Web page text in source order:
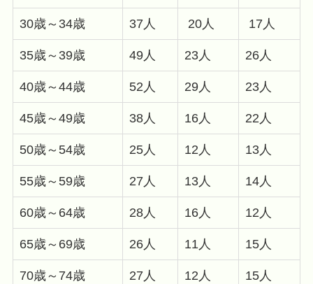
30歳～34歳 37人 20人 17人
35歳～39歳 49人 23人 26人
40歳～44歳 52人 29人 23人
45歳～49歳 38人 16人 22人
50歳～54歳 25人 12人 13人
55歳～59歳 27人 13人 14人
60歳～64歳 28人 16人 12人
65歳～69歳 26人 11人 15人
70歳～74歳 27人 12人 15人